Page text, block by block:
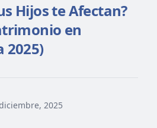
Hijos te Afectan?
en
2025)
2025